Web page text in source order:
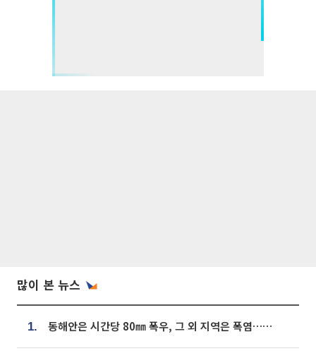
많이 본 뉴스
1. 동해안은 시간당 80㎜ 폭우, 그 외 지역은 폭염…‘극과 극 날씨’